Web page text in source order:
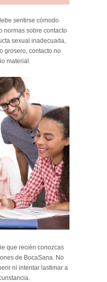
sentirse cómodo.
normas sobre contacto
sexual inadecuada,
grosero, contacto no
material.
que recién conozcas
de BocaSana. No
ni intentar lastimar a